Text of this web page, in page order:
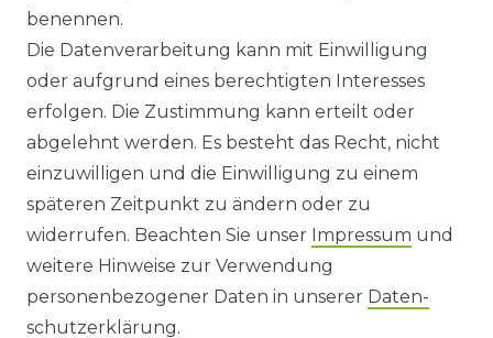
WIDERRUFS­FORMULAR
HINWEISE ZUR BATTERIEENTSORGUNG
IMPRESSUM
AGB UND KUNDENINFORMATIONEN
DATENSCHUTZERKLÄRUNG
benennen.
Die Datenverarbeitung kann mit Einwilligung
oder aufgrund eines berechtigten Interesses
erfolgen. Die Zustimmung kann erteilt oder
abgelehnt werden. Es besteht das Recht, nicht
einzuwilligen und die Einwilligung zu einem
späteren Zeitpunkt zu ändern oder zu
widerrufen. Beachten Sie unser Impressum und
weitere Hinweise zur Verwendung
personenbezogener Daten in unserer Daten­
schutz­erklärung.